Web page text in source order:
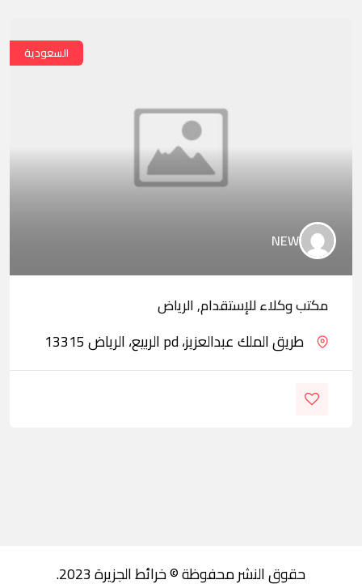
السعودية
NEW
مكتب وكلاء للإستقدام, الرياض
طريق الملك عبدالعزيز، pd الربيع، الرياض 13315
حقوق النشر محفوظة © خرائط الجزيرة 2023.